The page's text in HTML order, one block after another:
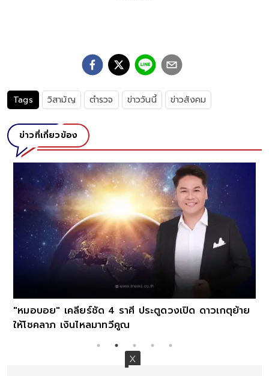
Tags วิสามัญ ตำรวจ ข่าววันนี้ ข่าวสังคม
ข่าวที่เกี่ยวข้อง
"หมอบอย" เคลียร์ชัด 4 ราศี ประตูดวงเปิด ดาวเกตุย้าย
ให้โชคลาภ เงินไหลมาทวีคูณ